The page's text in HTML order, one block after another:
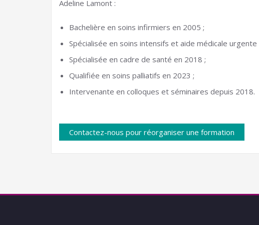
Adeline Lamont :
Bachelière en soins infirmiers en 2005 ;
Spécialisée en soins intensifs et aide médicale urgente
Spécialisée en cadre de santé en 2018 ;
Qualifiée en soins palliatifs en 2023 ;
Intervenante en colloques et séminaires depuis 2018.
Contactez-nous pour réorganiser une formation